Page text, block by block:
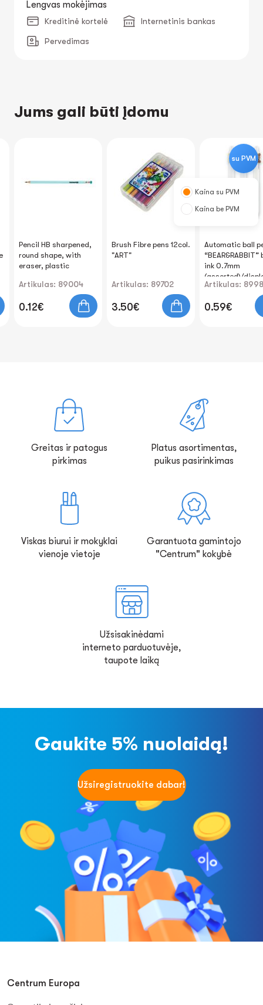
Lengvas mokėjimas
Kreditinė kortelė Internetinis bankas
Pervedimas
Jums gali būti įdomu
Pencil HB sharpened,
round shape, with
eraser, plastic
Artikulas: 89004
0.12€
Brush Fibre pens 12col.
"ART"
Artikulas: 89702
3.50€
Automatic ball
“BEAR&RABBIT”
ink 0.7mm
(assorted)/
box)
Artikulas:
0.59€
su PVM
Kaina su PVM
Kaina be PVM
Greitas ir patogus
pirkimas
Platus asortimentas,
puikus pasirinkimas
Viskas biurui ir mokyklai
vienoje vietoje
Garantuota gamintojo
"Centrum" kokybė
Užsisakinėdami
interneto parduotuvėje,
taupote laiką
Gaukite 5% nuolaidą!
Užsiregistruokite dabar!
Centrum Europa